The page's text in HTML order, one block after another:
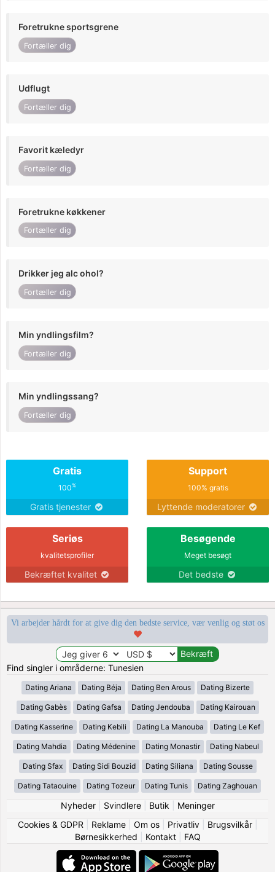
Foretrukne sportsgrene
Fortæller dig
Udflugt
Fortæller dig
Favorit kæledyr
Fortæller dig
Foretrukne køkkener
Fortæller dig
Drikker jeg alc ohol?
Fortæller dig
Min yndlingsfilm?
Fortæller dig
Min yndlingssang?
Fortæller dig
Gratis
100%
Gratis tjenester
Support
100% gratis
Lyttende moderatorer
Seriøs
kvalitetsprofiler
Bekræftet kvalitet
Besøgende
Meget besøgt
Det bedste
Vi arbejder hårdt for at give dig den bedste service, vær venlig og støt os
Find singler i områderne: Tunesien
Dating Ariana Dating Béja Dating Ben Arous Dating Bizerte
Dating Gabès Dating Gafsa Dating Jendouba Dating Kairouan
Dating Kasserine Dating Kebili Dating La Manouba Dating Le Kef
Dating Mahdia Dating Médenine Dating Monastir Dating Nabeul
Dating Sfax Dating Sidi Bouzid Dating Siliana Dating Sousse
Dating Tataouine Dating Tozeur Dating Tunis Dating Zaghouan
Nyheder| Svindlere| Butik
Meninger
Cookies & GDPR
Reklame| Om os| Privatliv| Brugsvilkår|
Børnesikkerhed
Kontakt| FAQ